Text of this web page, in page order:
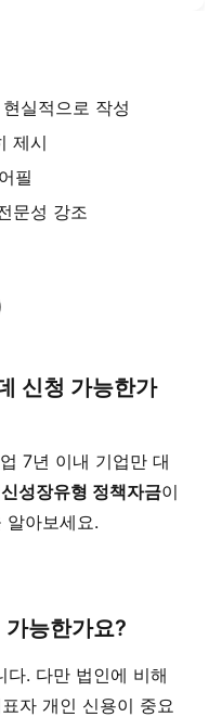
실적으로 작성
제시
필
문성 강조
신청 가능한가
7년 이내 기업만 대
성장유형 정책자금이
알아보세요.
능한가요?
다. 다만 법인에 비해
자 개인 신용이 중요